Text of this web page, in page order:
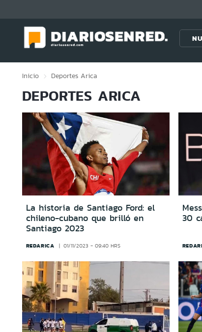
Inicio Deportes Arica
DEPORTES ARICA
La historia de Santiago Ford: el
chileno-cubano que brilló en
Santiago 2023
REDARICA 01/11/2023 - 09:40 HRS
30